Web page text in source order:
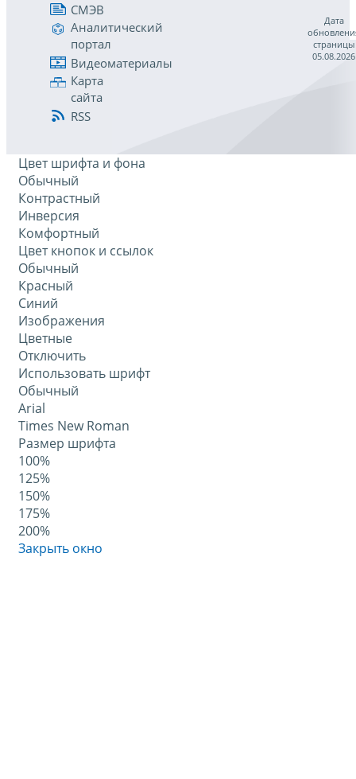
СМЭВ
Аналитический
портал
Видеоматериалы
Карта
сайта
RSS
Дата
страницы
05.08.2026
Цвет шрифта и фона
Обычный
Контрастный
Инверсия
Комфортный
Цвет кнопок и ссылок
Обычный
Красный
Синий
Изображения
Цветные
Отключить
Использовать шрифт
Обычный
Arial
Times New Roman
Размер шрифта
100%
125%
150%
175%
200%
Закрыть окно